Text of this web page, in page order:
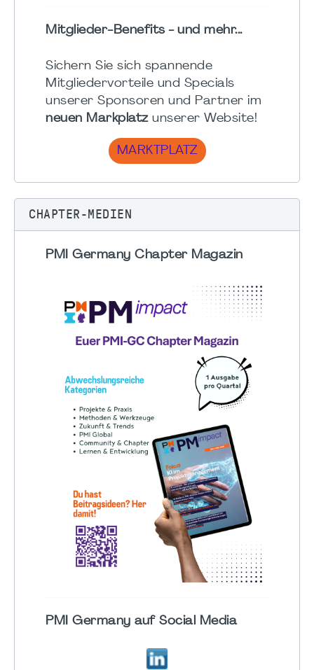
Mitglieder-Benefits - und mehr...
Sichern Sie sich spannende
Mitgliedervorteile und Specials
unserer Sponsoren und Partner im
neuen Markplatzunserer Website!
MARKTPLATZ
CHAPTER-MEDIEN
PMI Germany Chapter Magazin
PMI Germany auf Social Media